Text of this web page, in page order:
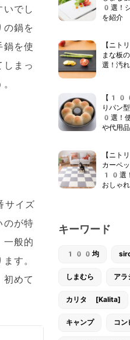
でし
の鍋を
鍋を使
まっ
イズ
のが特
一般的
す。
めて
0選！
を紹介
【ニ
まな板
選！汚
【100
りパン
0選！
や代用
【ニト
カーペ
10選！
おしゃ
キーワード
100均
しまむら ア
カリタ [Kalita]
キャンプ コ